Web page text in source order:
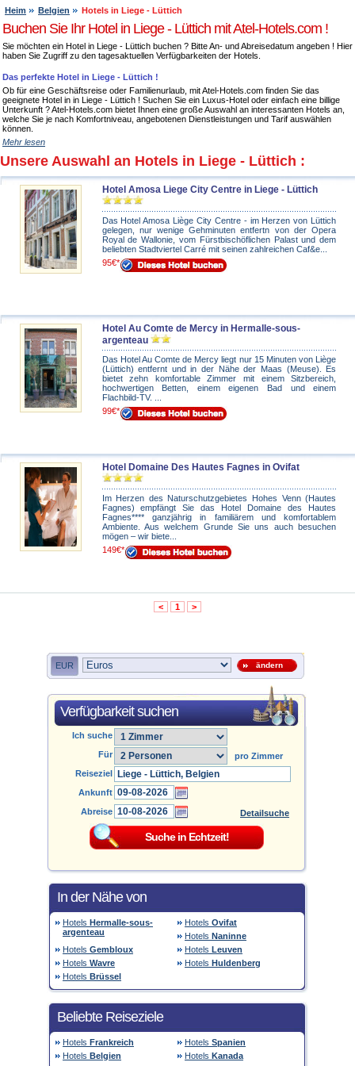
Heim Belgien Hotels in Liege - Lüttich
Buchen Sie Ihr Hotel in Liege - Lüttich mit Atel-Hotels.com !
Sie möchten ein Hotel in Liege - Lüttich buchen ? Bitte An- und Abreisedatum angeben ! Hier
haben Sie Zugriff zu den tagesaktuellen Verfügbarkeiten der Hotels.
Das perfekte Hotel in Liege - Lüttich !
Ob für eine Geschäftsreise oder Familienurlaub, mit Atel-Hotels.com finden Sie das
geeignete Hotel in in Liege - Lüttich ! Suchen Sie ein Luxus-Hotel oder einfach eine billige
Unterkunft ? Atel-Hotels.com bietet Ihnen eine große Auswahl an interessanten Hotels an,
welche Sie je nach Komfortniveau, angebotenen Dienstleistungen und Tarif auswählen
können.
Mehr lesen
Unsere Auswahl an Hotels in Liege - Lüttich :
Hotel Amosa Liege City Centre in Liege - Lüttich
Das Hotel Amosa Liège City Centre - im Herzen von Lüttich
gelegen, nur wenige Gehminuten entfertn von der Opera
Royal de Wallonie, vom Fürstbischöflichen Palast und dem
beliebten Stadtviertel Carré mit seinen zahlreichen Caf&e...
95€*
Hotel Au Comte de Mercy in Hermalle-sous-
argenteau
Das Hotel Au Comte de Mercy liegt nur 15 Minuten von Liège
(Lüttich) entfernt und in der Nähe der Maas (Meuse). Es
bietet zehn komfortable Zimmer mit einem Sitzbereich,
hochwertigen Betten, einem eigenen Bad und einem
Flachbild-TV. ...
99€*
Hotel Domaine Des Hautes Fagnes in Ovifat
Im Herzen des Naturschutzgebietes Hohes Venn (Hautes
Fagnes) empfängt Sie das Hotel Domaine des Hautes
Fagnes**** ganzjährig in familiärem und komfortablem
Ambiente. Aus welchem Grunde Sie uns auch besuchen
mögen – wir biete...
149€*
< 1 >
EUR ändern
Verfügbarkeit suchen
Ich suche
Für
pro Zimmer
Reiseziel
Ankunft
Abreise
Detailsuche
In der Nähe von
Hotels Hermalle-sous-
argenteau
Hotels Ovifat
Hotels Naninne
Hotels Gembloux Hotels Leuven
Hotels Wavre Hotels Huldenberg
Hotels Brüssel
Beliebte Reiseziele
Hotels Frankreich Hotels Spanien
Hotels Belgien Hotels Kanada